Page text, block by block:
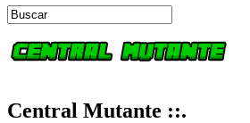
Central Mutante ::.